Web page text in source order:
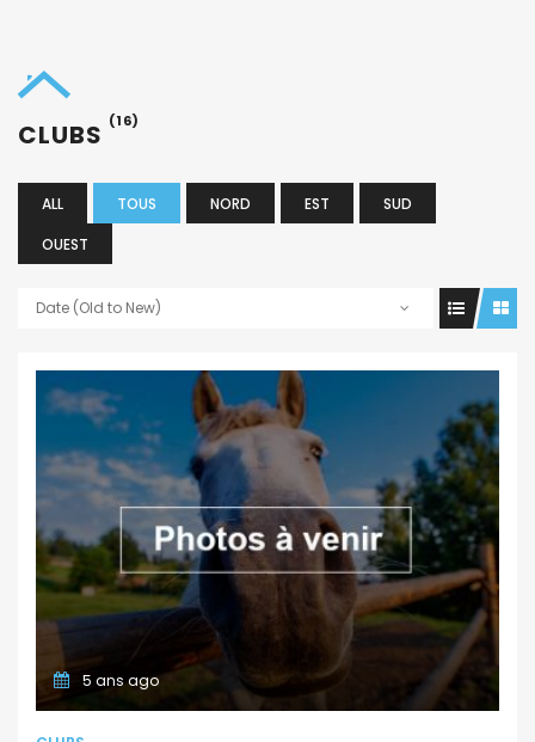
CLUBS (16)
ALL TOUS NORD EST
SUD
OUEST
Date (Old to New)
5 ans ago